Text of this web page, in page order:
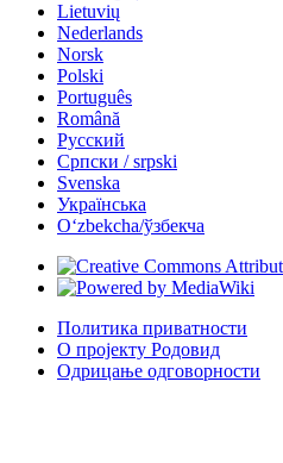
Lietuvių
Nederlands
Norsk
Polski
Português
Română
Русский
Српски / srpski
Svenska
Українська
Oʻzbekcha/ўзбекча
Политика приватности
О пројекту Родовид
Одрицање одговорности